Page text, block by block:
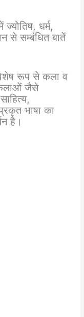
धर्म,
से सम्बंधित बातें
रूप से कला व
जैसे
भाषा का
है।